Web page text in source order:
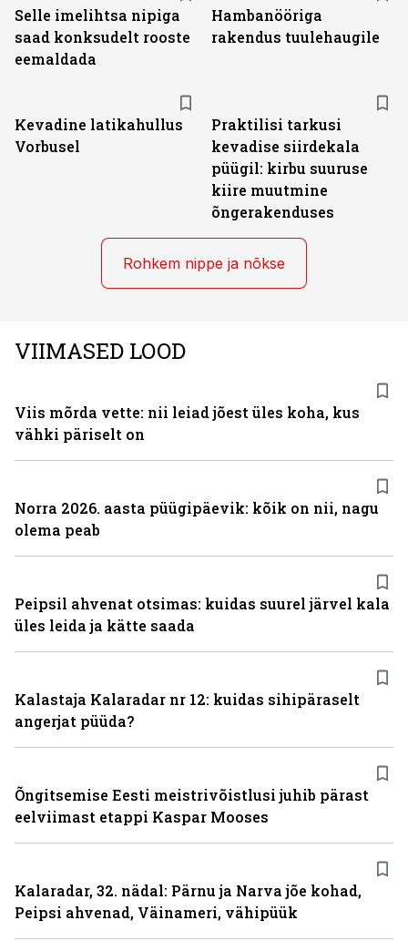
Selle imelihtsa nipiga
saad konksudelt rooste
eemaldada
Hambanööriga
rakendus tuulehaugile
Kevadine latikahullus
Vorbusel
Praktilisi tarkusi
kevadise siirdekala
püügil: kirbu suuruse
kiire muutmine
õngerakenduses
Rohkem nippe ja nõkse
VIIMASED LOOD
Viis mõrda vette: nii leiad jõest üles koha, kus
vähki päriselt on
Norra 2026. aasta püügipäevik: kõik on nii, nagu
olema peab
Peipsil ahvenat otsimas: kuidas suurel järvel kala
üles leida ja kätte saada
Kalastaja Kalaradar nr 12: kuidas sihipäraselt
angerjat püüda?
Õngitsemise Eesti meistrivõistlusi juhib pärast
eelviimast etappi Kaspar Mooses
Kalaradar, 32. nädal: Pärnu ja Narva jõe kohad,
Peipsi ahvenad, Väinameri, vähipüük